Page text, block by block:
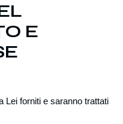
E
Lei forniti e saranno trattati